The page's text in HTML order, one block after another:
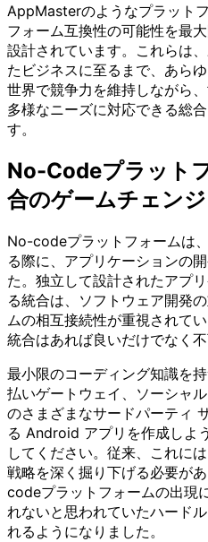
AppMasterのようなプラット
フォーム互換性の可能性を最
設計されています。これらは
たビジネスに至るまで、あら
世界で競争力を維持しながら
多様なニーズに対応できる総
す。
No-Codeプラット
合のゲームチェン
No-codeプラットフォームは
る際に、アプリケーションの
た。独立して設計されたアプ
る統合は、ソフトウェア開発
ムの相互接続性が重視されて
統合はあれば良いだけでなく不
最小限のコーディング知識を
払いゲートウェイ、ソーシャ
のさまざまなサードパーティ
る Android アプリを作成しよ
してください。従来、これに
戦略を深く掘り下げる必要が
codeプラットフォームの出現
れないと思われていたハード
れるようになりました。